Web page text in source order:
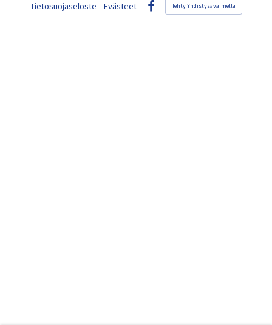
Tietosuojaseloste
Evästeet
Facebook
Tehty Yhdistysavaimella